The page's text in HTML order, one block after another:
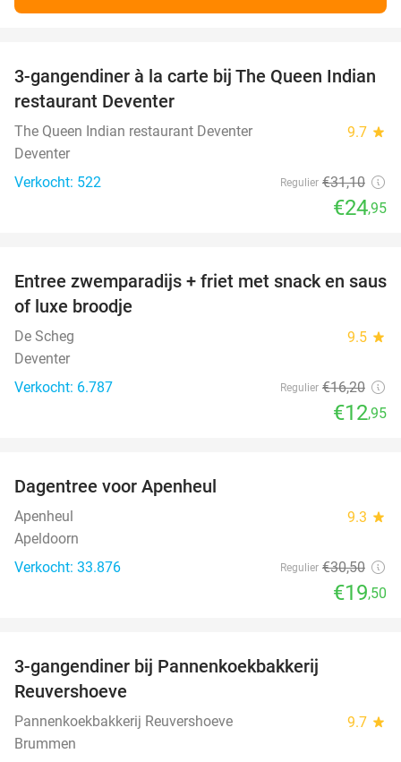
20%
3-gangendiner à la carte bij The Queen Indian
restaurant Deventer
The Queen Indian restaurant Deventer 9.7 star
Deventer
Verkocht: 522
Regulier €31,10
€24,95
20%
Entree zwemparadijs + friet met snack en saus
of luxe broodje
De Scheg 9.5 star
Deventer
Verkocht: 6.787
Regulier €16,20
€12,95
Dagentree voor Apenheul
Apenheul 9.3 star
Apeldoorn
Verkocht: 33.876
Regulier €30,50
€19,50
3-gangendiner bij Pannenkoekbakkerij
Reuvershoeve
Pannenkoekbakkerij Reuvershoeve 9.7 star
Brummen